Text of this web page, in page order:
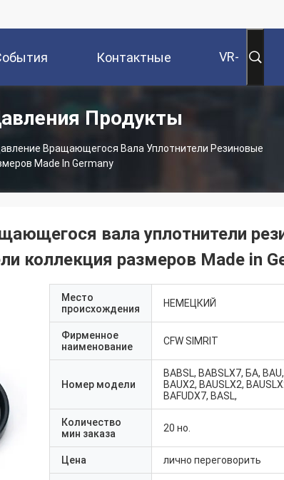
Контактные
Данные
VR-
Продукты
Вращающегося Вала Уплотнители Резиновые
Made In Germany
вала уплотнители
коллекция размеров Made in
Место
происхождения
НЕМЕЦКИЙ
Фирменное
наименование
CFW SIMRIT
Номер модели
BABSL, BABSLX7, БА,
BAUX2, BAUSLX2,
BAFUDX7, BASL,
Количество
мин заказа
20 но.
Цена лично переговорить